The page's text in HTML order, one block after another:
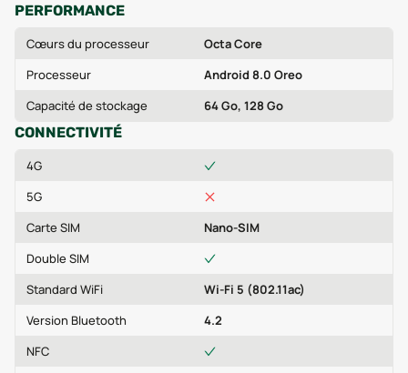
PERFORMANCE
Cœurs du processeur
Octa Core
Processeur
Android 8.0 Oreo
Capacité de stockage
64 Go, 128 Go
CONNECTIVITÉ
4G
5G
Carte SIM
Nano-SIM
Double SIM
Standard WiFi
Wi-Fi 5 (802.11ac)
Version Bluetooth
4.2
NFC